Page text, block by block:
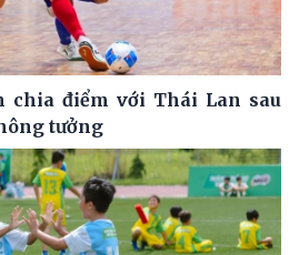
chia điểm với Thái Lan sau
tưởng